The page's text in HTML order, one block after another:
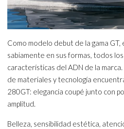
Como modelo debut de la gama
sabiamente en sus formas, todos
características del ADN de la
de materiales y tecnología
280GT: elegancia coupé junto con
amplitud.
Belleza, sensibilidad estética,